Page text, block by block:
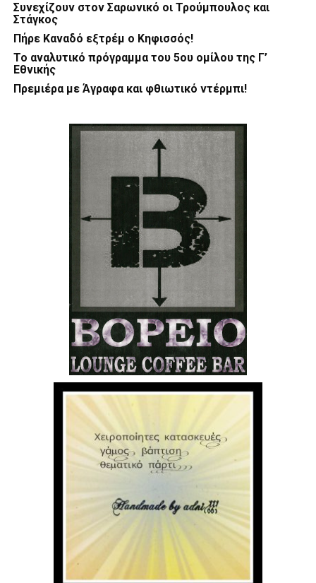
Συνεχίζουν στον Σαρωνικό οι Τρούμπουλος και
Στάγκος
Πήρε Καναδό εξτρέμ ο Κηφισσός!
Το αναλυτικό πρόγραμμα του 5ου ομίλου της Γ’
Εθνικής
Πρεμιέρα με Άγραφα και φθιωτικό ντέρμπι!